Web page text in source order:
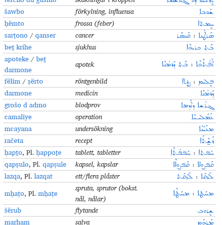
šawbo förkylning, influensa ܫܰܘܒܐ
ḥëmto frossa (feber) ܚܷܡܬܐ
sarṭono /qanser cancer ܣܰܪܛܳܢܐ :ܩܰܢܣܶܪ
beṯ krihe sjukhus ܒܶܬ݂ ܟܪܝܗܶܐ
apoteke/beṯ
darmone
apotek ܐܰܦ݁ܳܬܶܟܶܐ : ܒܶܬ݂ ܕܰܪܡܳܢܶܐ
fëlim/ṣërto röntgenbild ܦܷܠܝܡ :ܨܷܪܬܐ
darmone medicin ܕܰܪܡܳܢܶܐ
grošo d admo blodprov ܓܪܳܫܐ ܕܐܰܕܡܐ
camaliye operation ܥܰܡܰܠܝـܝܶܐ
mcayana undersökning ܡܥܰܝܰܢܰܐ
račeta recept ܪܰܫ̰ܶܬܰܐ
ḥapṯo, Pl.ḥappoṯe tablett, tabletter ܚܰܦ݁ܬ݂ܐ :ܚܰܦ݁ܦ݁ܳܬ݂ܶܐ
qapṣulo, Pl.qapṣule kapsel, kapslar ܩܰܦ݁ܨܘܠܐ :ܩܰܦ݁ܨܘܠܶܐ
lazqa, Pl.lazqat ett/flera plåster ܠܰܙܩܰܐ : ܠܰܙܩܰܬ
mḥaṭo, Pl.mḥaṭe
spruta, sprutor (bokst.
nål, nålar)
ܡܚܰܛܐ : ܡܚܰܛܶܐ
šërub flytande ܫܷܪܘܒ
marham salva ܡܰܪܗܰܡ